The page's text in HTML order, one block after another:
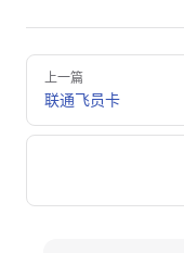
Pager
上一篇
联通飞员卡